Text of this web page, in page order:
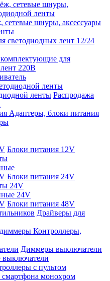
сетевые шнуры, аксессуары
светодиодных лент 12/24
для
220В
ленты
Распродажа
Адаптеры, блоки питания
Блоки питания 12V
Блоки питания 24V
24V
24V
Блоки питания 48V
Драйверы для
Контроллеры,
Диммеры выключатели
выключатели
с пультом
смартфона монохром